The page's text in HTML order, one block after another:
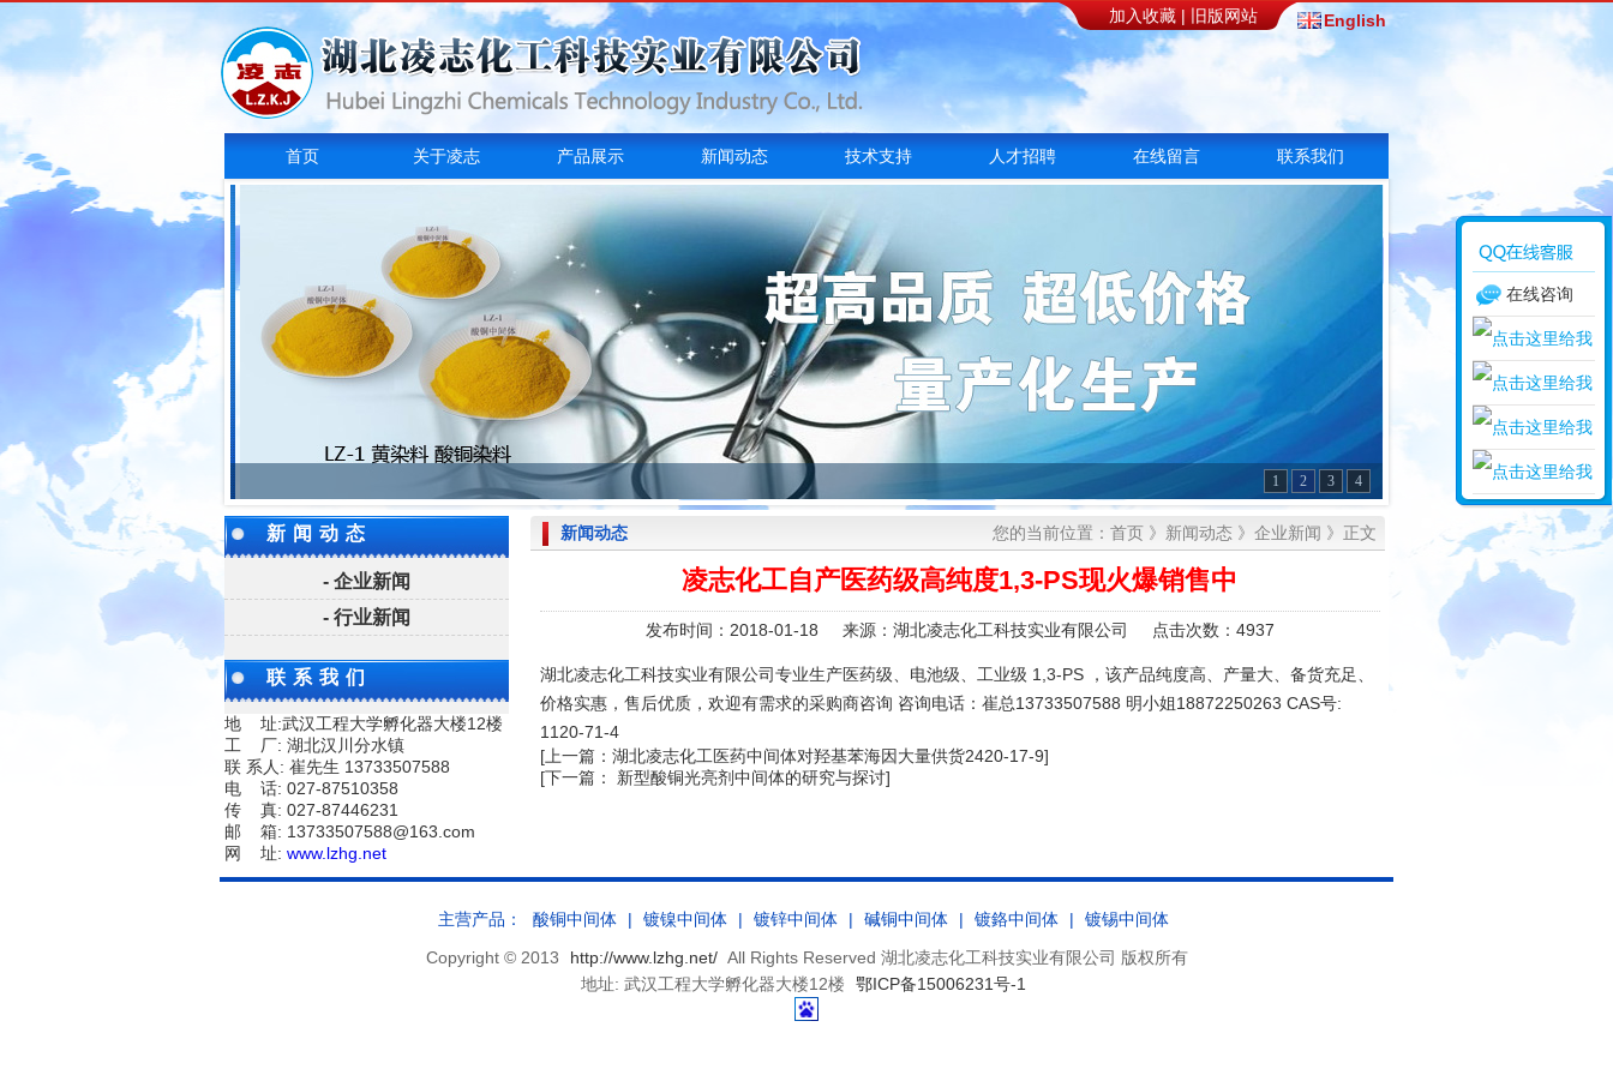
加入收藏|旧版网站 English
首页 关于凌志 产品展示 新闻动态 技术支持 人才招聘 在线留言 联系我们
1 2 3 4
新闻动态
- 企业新闻
- 行业新闻
联系我们
地 址:武汉工程大学孵化器大楼12楼
工 厂: 湖北汉川分水镇
联 系人: 崔先生 13733507588
电 话: 027-87510358
传 真: 027-87446231
邮 箱: 13733507588@163.com
网 址: www.lzhg.net
新闻动态 您的当前位置： 首页 》 新闻动态 》 企业新闻 》正文
凌志化工自产医药级高纯度1,3-PS现火爆销售中
发布时间：2018-01-18 来源：湖北凌志化工科技实业有限公司 点击次数：4937
湖北凌志化工科技实业有限公司专业生产医药级、电池级、工业级 1,3-PS ，该产品纯度高、产量大、备货充足、
价格实惠，售后优质，欢迎有需求的采购商咨询 咨询电话：崔总13733507588 明小姐18872250263 CAS号:
1120-71-4
[上一篇： 湖北凌志化工医药中间体对羟基苯海因大量供货2420-17-9]
[下一篇： 新型酸铜光亮剂中间体的研究与探讨]
主营产品： 酸铜中间体 | 镀镍中间体 | 镀锌中间体 | 碱铜中间体 | 镀鉻中间体 |
镀锡中间体
Copyright © 2013
http://www.lzhg.net/ All Rights Reserved 湖北凌志化工科技实业有限公司 版权所有
地址: 武汉工程大学孵化器大楼12楼
鄂ICP备15006231号-1
在线咨询